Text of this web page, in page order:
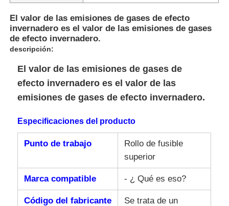
El valor de las emisiones de gases de efecto
invernadero es el valor de las emisiones de gases
de efecto invernadero.
descripción:
El valor de las emisiones de gases de
efecto invernadero es el valor de las
emisiones de gases de efecto invernadero.
Especificaciones del producto
Punto de trabajo
Rollo de fusible
superior
Marca compatible - ¿ Qué es eso?
Código del fabricante
Se trata de un